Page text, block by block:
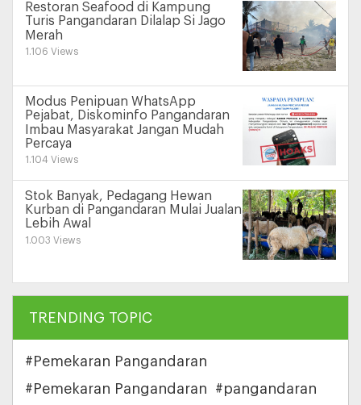
Restoran Seafood di Kampung
Turis Pangandaran Dilalap Si Jago
Merah
1.106 Views
Modus Penipuan WhatsApp
Pejabat, Diskominfo Pangandaran
Imbau Masyarakat Jangan Mudah
Percaya
1.104 Views
Stok Banyak, Pedagang Hewan
Kurban di Pangandaran Mulai Jualan
Lebih Awal
1.003 Views
TRENDING TOPIC
#Pemekaran Pangandaran
#Pemekaran Pangandaran
#pangandaran